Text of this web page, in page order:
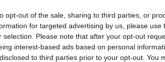
opt-out of the sale, sharing to third parties, or
for targeted advertising by us, please use
selection. Please note that after your opt-out
interest-based ads based on personal
to third parties prior to your opt-out. You
un grande ritorno sulle passerelle e